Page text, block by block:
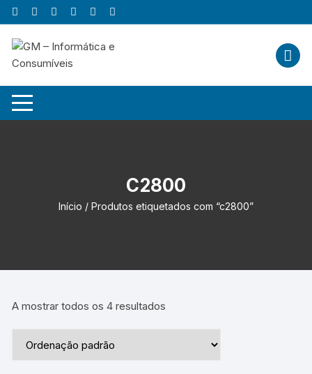
Skip
to
content
C2800
Início / Produtos etiquetados com “c2800”
A mostrar todos os 4 resultados